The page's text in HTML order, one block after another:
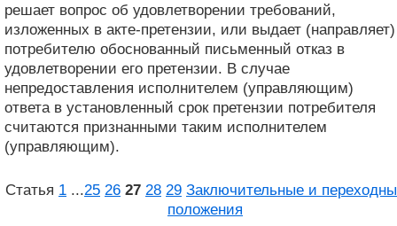
решает вопрос об удовлетворении требований,
изложенных в акте-претензии, или выдает (направляет)
потребителю обоснованный письменный отказ в
удовлетворении его претензии. В случае
непредоставления исполнителем (управляющим)
ответа в установленный срок претензии потребителя
считаются признанными таким исполнителем
(управляющим).
Статья 1 ...25 26 27 28 29 Заключительные и
положения